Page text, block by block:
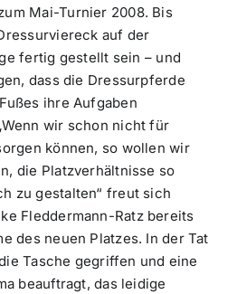
Mai-Turnier 2008. Bis
auf der
fertig gestellt sein – und
dass die Dressurpferde
ihre Aufgaben
wir schon nicht für
können, so wollen wir
die Platzverhältnisse so
zu gestalten“ freut sich
Fleddermann-Ratz bereits
des neuen Platzes. In der Tat
Tasche gegriffen und eine
beauftragt, das leidige